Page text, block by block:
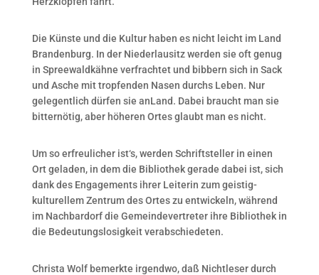
Die Künste und die Kultur haben es nicht leicht im Land
Brandenburg. In der Niederlausitz werden sie oft genug
in Spreewaldkähne verfrachtet und bibbern sich in Sack
und Asche mit tropfenden Nasen durchs Leben. Nur
gelegentlich dürfen sie anLand. Dabei braucht man sie
bitternötig, aber höheren Ortes glaubt man es nicht.
Um so erfreulicher ist‘s, werden Schriftsteller in einen
Ort geladen, in dem die Bibliothek gerade dabei ist, sich
dank des Engagements ihrer Leiterin zum geistig-
kulturellem Zentrum des Ortes zu entwickeln, während
im Nachbardorf die Gemeindevertreter ihre Bibliothek in
die Bedeutungslosigkeit verabschiedeten.
Christa Wolf bemerkte irgendwo, daß Nichtleser durch